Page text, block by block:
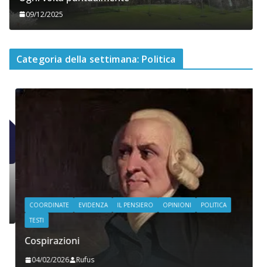
09/12/2025
Categoria della settimana: Politica
COORDINATE EVIDENZA IL PENSIERO OPINIONI
POLITICA
TESTI
Cospirazioni
04/02/2026 Rufus